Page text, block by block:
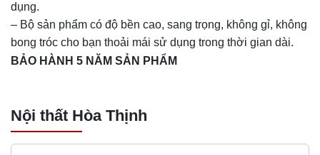
dụng.
– Bộ sản phẩm có độ bền cao, sang trọng, không gỉ, không
bong tróc cho bạn thoải mái sử dụng trong thời gian dài.
BẢO HÀNH 5 NĂM SẢN PHẨM
Nội thất Hòa Thịnh